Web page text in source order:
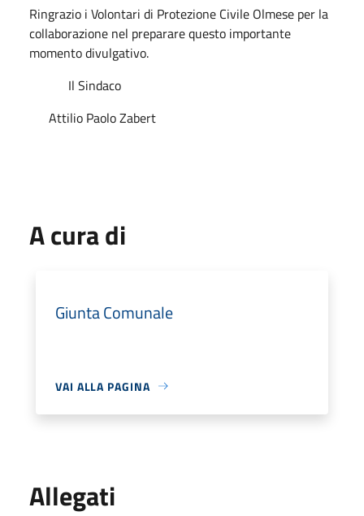
Ringrazio i Volontari di Protezione Civile Olmese per la
collaborazione nel preparare questo importante
momento divulgativo.
Il Sindaco
Attilio Paolo Zabert
A cura di
Giunta Comunale
VAI ALLA PAGINA
Allegati